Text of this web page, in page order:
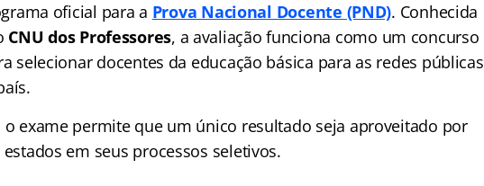
oficial para a Prova Nacional Docente (PND). Conhecida
CNU dos Professores, a avaliação funciona como um concurso
selecionar docentes da educação básica para as redes públicas
o exame permite que um único resultado seja aproveitado por
em seus processos seletivos.